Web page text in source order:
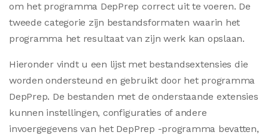
om het programma DepPrep correct uit te voeren. De
tweede categorie zijn bestandsformaten waarin het
programma het resultaat van zijn werk kan opslaan.
Hieronder vindt u een lijst met bestandsextensies die
worden ondersteund en gebruikt door het programma
DepPrep. De bestanden met de onderstaande extensies
kunnen instellingen, configuraties of andere
invoergegevens van het DepPrep -programma bevatten,